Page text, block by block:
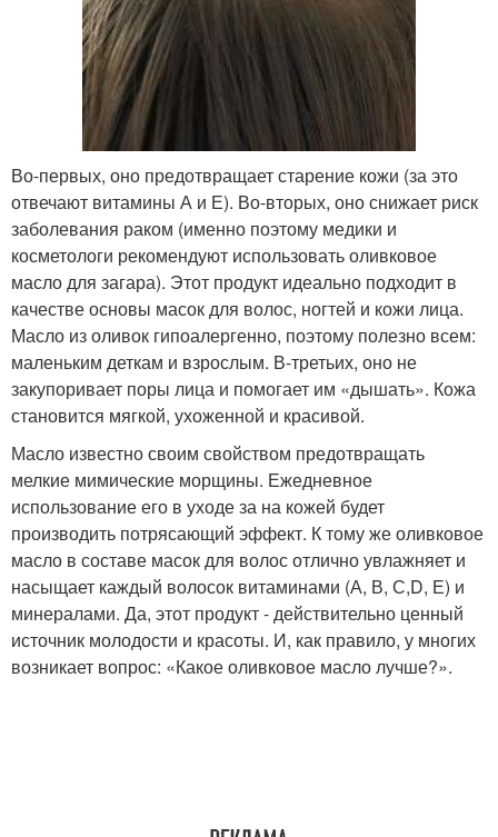
Во-первых, оно предотвращает старение кожи (за это
отвечают витамины А и Е). Во-вторых, оно снижает риск
заболевания раком (именно поэтому медики и
косметологи рекомендуют использовать оливковое
масло для загара). Этот продукт идеально подходит в
качестве основы масок для волос, ногтей и кожи лица.
Масло из оливок гипоалергенно, поэтому полезно всем:
маленьким деткам и взрослым. В-третьих, оно не
закупоривает поры лица и помогает им «дышать». Кожа
становится мягкой, ухоженной и красивой.
Масло известно своим свойством предотвращать
мелкие мимические морщины. Ежедневное
использование его в уходе за на кожей будет
производить потрясающий эффект. К тому же оливковое
масло в составе масок для волос отлично увлажняет и
насыщает каждый волосок витаминами (А, В, С,D, Е) и
минералами. Да, этот продукт - действительно ценный
источник молодости и красоты. И, как правило, у многих
возникает вопрос: «Какое оливковое масло лучше?».